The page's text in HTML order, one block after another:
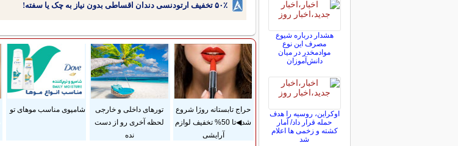
۵۰٪ تخفیف ارتودنسی دندان اقساطی بدون نیاز به چک یا سفته!
حراج تابستانه روژا شروع
شد◀تا 50% تخفیف لوازم
آرایشی
تورهای داخلی و خارجی
لحظه آخری رو از دست
نده
شامپوی مناسب موهای تو
هشدار درباره شیوع
مصرف این نوع
موادمخدر در میان
دانش‌آموزان
اوکراین، روسیه را هدف
حمله قرار داد/ آمار
کشته و زخمی ها اعلام
شد